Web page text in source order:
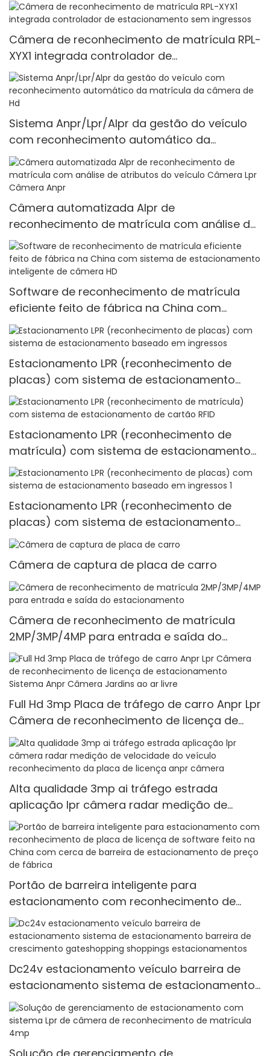
Câmera de reconhecimento de matrícula RPL-
XYX1 integrada controlador de
estacionamento sem ingressos
Sistema Anpr/Lpr/Alpr da gestão do veículo
com reconhecimento automático da
matrícula da câmera de Hd
Câmera automatizada Alpr de
reconhecimento de matrícula com análise de
atributos do veículo Câmera Lpr Câmera Anpr
Software de reconhecimento de matrícula
eficiente feito de fábrica na China com
sistema de estacionamento inteligente de
câmera HD
Estacionamento LPR (reconhecimento de
placas) com sistema de estacionamento
baseado em ingressos
Estacionamento LPR (reconhecimento de
matrícula) com sistema de estacionamento
de cartão RFID
Estacionamento LPR (reconhecimento de
placas) com sistema de estacionamento
baseado em ingressos 1
Câmera de captura de placa de carro
Câmera de reconhecimento de matrícula
2MP/3MP/4MP para entrada e saída do
estacionamento
Full Hd 3mp Placa de tráfego de carro Anpr Lpr
Câmera de reconhecimento de licença de
estacionamento Sistema Anpr Câmera
Jardins ao ar livre
Alta qualidade 3mp ai tráfego estrada
aplicação lpr câmera radar medição de
velocidade do veículo reconhecimento da
placa de licença anpr câmera
Portão de barreira inteligente para
estacionamento com reconhecimento de
placa de licença de software feito na China
com cerca de barreira de estacionamento de
preço de fábrica
Dc24v estacionamento veículo barreira de
estacionamento sistema de estacionamento
barreira de crescimento gateshopping
shoppings estacionamentos